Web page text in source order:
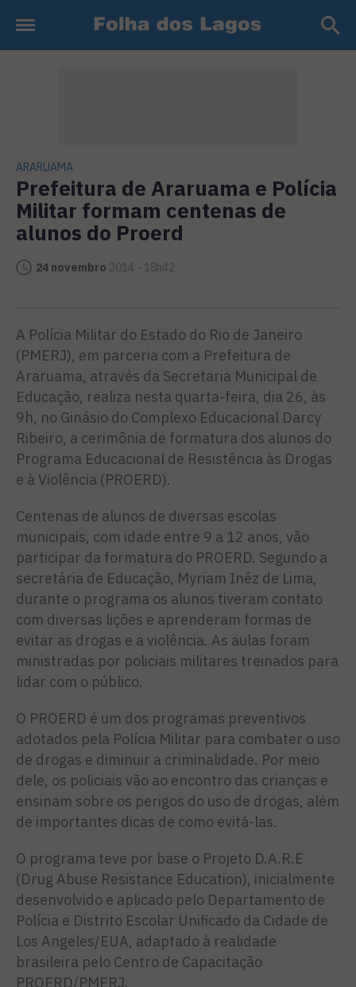
ARARUAMA
Prefeitura de Araruama e Polícia
Militar formam centenas de
alunos do Proerd
24 novembro 2014 - 18h42
A Polícia Militar do Estado do Rio de Janeiro
(PMERJ), em parceria com a Prefeitura de
Araruama, através da Secretaria Municipal de
Educação, realiza nesta quarta-feira, dia 26, às
9h, no Ginásio do Complexo Educacional Darcy
Ribeiro, a cerimônia de formatura dos alunos do
Programa Educacional de Resistência às Drogas
e à Violência (PROERD).
Centenas de alunos de diversas escolas
municipais, com idade entre 9 a 12 anos, vão
participar da formatura do PROERD. Segundo a
secretária de Educação, Myriam Inêz de Lima,
durante o programa os alunos tiveram contato
com diversas lições e aprenderam formas de
evitar as drogas e a violência. As aulas foram
ministradas por policiais militares treinados para
lidar com o público.
O PROERD é um dos programas preventivos
adotados pela Polícia Militar para combater o uso
de drogas e diminuir a criminalidade. Por meio
dele, os policiais vão ao encontro das crianças e
ensinam sobre os perigos do uso de drogas, além
de importantes dicas de como evitá-las.
O programa teve por base o Projeto D.A.R.E
(Drug Abuse Resistance Education), inicialmente
desenvolvido e aplicado pelo Departamento de
Polícia e Distrito Escolar Unificado da Cidade de
Los Angeles/EUA, adaptado à realidade
brasileira pelo Centro de Capacitação
PROERD/PMERJ.